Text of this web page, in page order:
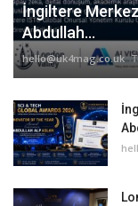
İngiltere
Abdullah...
hello@uk4mag.co.uk